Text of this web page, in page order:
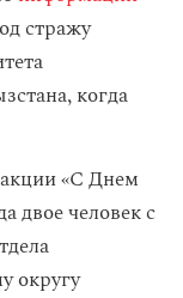
стражу
когда
«С Днем
двое человек с
округу